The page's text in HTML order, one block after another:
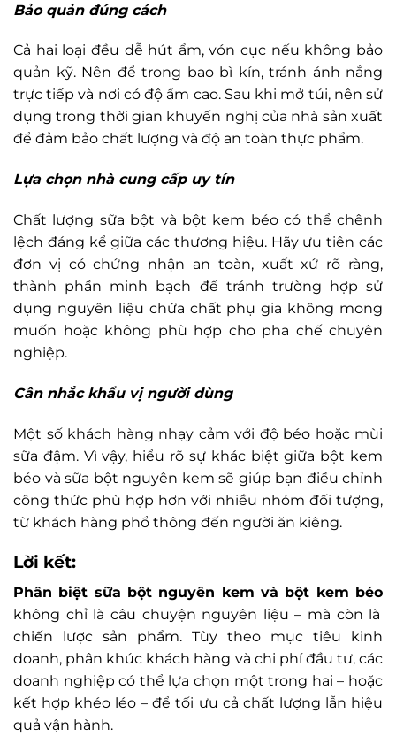
Bảo quản đúng cách
Cả hai loại đều dễ hút ẩm, vón cục nếu không bảo
quản kỹ. Nên để trong bao bì kín, tránh ánh nắng
trực tiếp và nơi có độ ẩm cao. Sau khi mở túi, nên sử
dụng trong thời gian khuyến nghị của nhà sản xuất
để đảm bảo chất lượng và độ an toàn thực phẩm.
Lựa chọn nhà cung cấp uy tín
Chất lượng sữa bột và bột kem béo có thể chênh
lệch đáng kể giữa các thương hiệu. Hãy ưu tiên các
đơn vị có chứng nhận an toàn, xuất xứ rõ ràng,
thành phần minh bạch để tránh trường hợp sử
dụng nguyên liệu chứa chất phụ gia không mong
muốn hoặc không phù hợp cho pha chế chuyên
nghiệp.
Cân nhắc khẩu vị người dùng
Một số khách hàng nhạy cảm với độ béo hoặc mùi
sữa đậm. Vì vậy, hiểu rõ sự khác biệt giữa bột kem
béo và sữa bột nguyên kem sẽ giúp bạn điều chỉnh
công thức phù hợp hơn với nhiều nhóm đối tượng,
từ khách hàng phổ thông đến người ăn kiêng.
Lời kết:
Phân biệt sữa bột nguyên kem và bột kem béo
không chỉ là câu chuyện nguyên liệu – mà còn là
chiến lược sản phẩm. Tùy theo mục tiêu kinh
doanh, phân khúc khách hàng và chi phí đầu tư, các
doanh nghiệp có thể lựa chọn một trong hai – hoặc
kết hợp khéo léo – để tối ưu cả chất lượng lẫn hiệu
quả vận hành.